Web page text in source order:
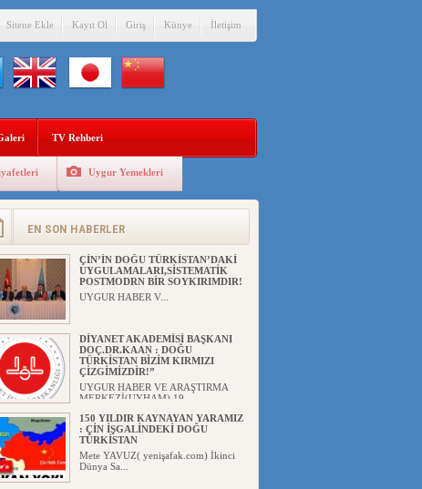
Sitene Ekle Kayıt Ol Giriş Künye İletişim
TV Rehberi
Uygur Yemekleri
EN SON HABERLER
ÇİN’İN DOĞU TÜRKİSTAN’DAKİ
UYGULAMALARI SİSTEMATİK
POSTMODERN BİR
SOYKIRIMDIR!
UYGUR HABER VE ARAŞTIRMA
ÇİN’İN DOĞU TÜRKİSTAN’DAKİ
UYGULAMALARI,SİSTEMATİK
POSTMODRN BİR SOYKIRIMDIR!
UYGUR HABER V...
DİYANET AKADEMİSİ BAŞKANI
DOÇ.DR.KAAN : DOĞU
TÜRKİSTAN BİZİM KIRMIZI
ÇİZGİMİZDİR!”
UYGUR HABER VE ARAŞTIRMA
MERKEZİ(UYHAM) 19...
150 YILDIR KAYNAYAN YARAMIZ
: ÇİN İŞGALİNDEKİ DOĞU
TÜRKİSTAN
Mete YAVUZ( yenişafak.com) İkinci
Dünya Sa...